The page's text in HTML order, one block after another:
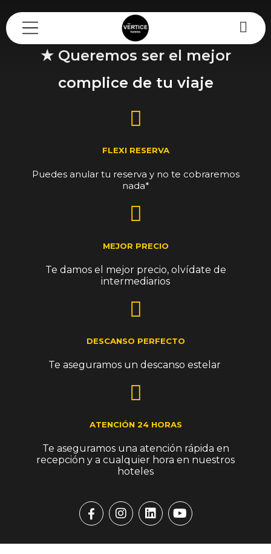
Mi reserva
★ Queremos ser el mejor
complice de tu viaje
FLEXI RESERVA
Puedes anular tu reserva y no te cobraremos
nada*
MEJOR PRECIO
Te damos el mejor precio, olvídate de
intermediarios
DESCANSO PERFECTO
Te aseguramos un descanso estelar ​
ATENCIÓN 24 HORAS​
Te aseguramos una atención rápida en
recepción y a cualquier hora en nuestros
hoteles